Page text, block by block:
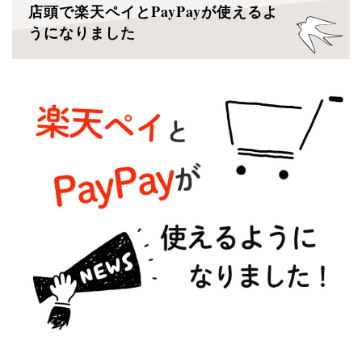
店頭で楽天ペイとPayPayが使えるよ
うになりました